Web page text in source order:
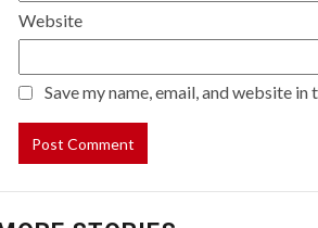
Website
Save my name, email, and website